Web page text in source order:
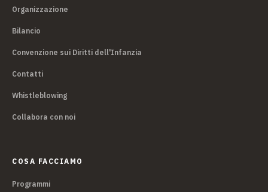
Organizzazione
Bilancio
Convenzione sui Diritti dell'Infanzia
Contatti
Whistleblowing
Collabora con noi
COSA FACCIAMO
Programmi